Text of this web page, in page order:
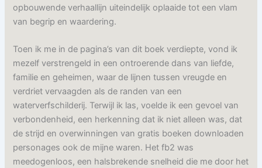
opbouwende verhaallijn uiteindelijk oplaaide tot een vlam
van begrip en waardering.
Toen ik me in de pagina’s van dit boek verdiepte, vond ik
mezelf verstrengeld in een ontroerende dans van liefde,
familie en geheimen, waar de lijnen tussen vreugde en
verdriet vervaagden als de randen van een
waterverfschilderij. Terwijl ik las, voelde ik een gevoel van
verbondenheid, een herkenning dat ik niet alleen was, dat
de strijd en overwinningen van gratis boeken downloaden
personages ook de mijne waren. Het fb2 was
meedogenloos, een halsbrekende snelheid die me door het